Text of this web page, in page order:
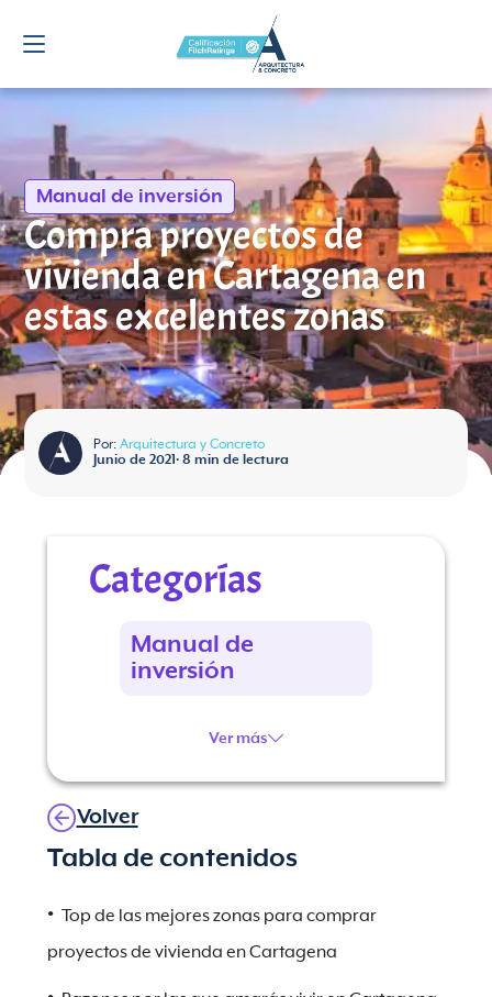
Manual de inversión
Compra proyectos de
vivienda en Cartagena en
estas excelentes zonas
Por: Arquitectura y Concreto
Junio de 2021• 8 min de lectura
Categorías
Manual de
inversión
Ver más
Volver
Tabla de contenidos
Top de las mejores zonas para comprar
proyectos de vivienda en Cartagena